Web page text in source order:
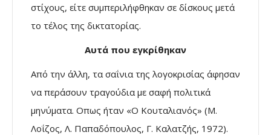
στίχους, είτε συμπεριλήφθηκαν σε δίσκους μετά
το τέλος της δικτατορίας.
Αυτά που εγκρίθηκαν
Από την άλλη, τα σαΐνια της λογοκρισίας άφησαν
να περάσουν τραγούδια με σαφή πολιτικά
μηνύματα. Οπως ήταν «Ο Κουταλιανός» (Μ.
Λοΐζος, Λ. Παπαδόπουλος, Γ. Καλατζής, 1972).